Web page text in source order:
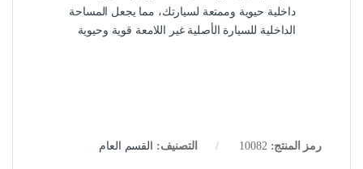
داخلية حيوية وممتعة لسيارتك، مما يجعل المساحة
الداخلية للسيارة الأصلية غير اللامعة قوية وحيوية
رمز المنتج: 10082 التصنيف: القسم العام